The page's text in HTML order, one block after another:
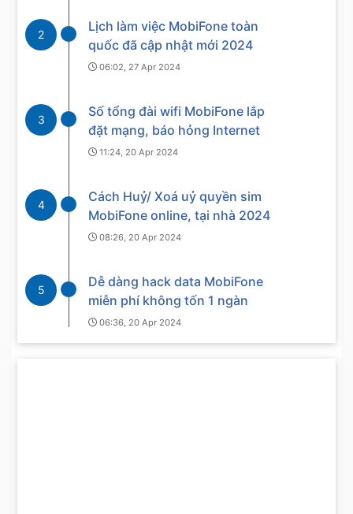
2
Lịch làm việc MobiFone toàn
quốc đã cập nhật mới 2024
06:02, 27 Apr 2024
3
Số tổng đài wifi MobiFone lắp
đặt mạng, báo hỏng Internet
11:24, 20 Apr 2024
4
Cách Huỷ/ Xoá uỷ quyền sim
MobiFone online, tại nhà 2024
08:26, 20 Apr 2024
5
Dễ dàng hack data MobiFone
miễn phí không tốn 1 ngàn
06:36, 20 Apr 2024